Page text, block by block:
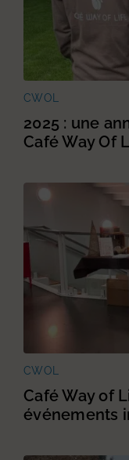
CWOL
2025 : une
Café Way Of
CWOL
Café Way of
événements